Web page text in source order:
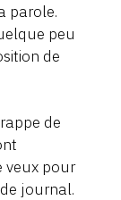
parole.
peu
de
de
veux pour
journal.